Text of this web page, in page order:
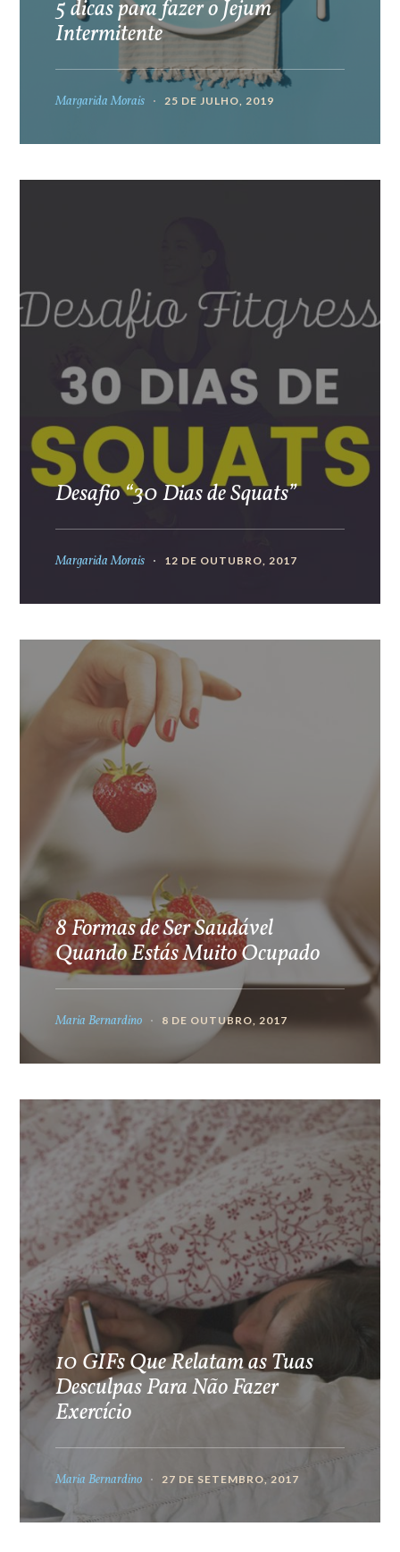
5 dicas para fazer o Jejum
Intermitente
Margarida Morais 25 DE JULHO, 2019
Desafio “30 Dias de Squats”
Margarida Morais 12 DE OUTUBRO, 2017
8 Formas de Ser Saudável
Quando Estás Muito Ocupado
Maria Bernardino 8 DE OUTUBRO, 2017
10 GIFs Que Relatam as Tuas
Desculpas Para Não Fazer
Exercício
Maria Bernardino 27 DE SETEMBRO, 2017